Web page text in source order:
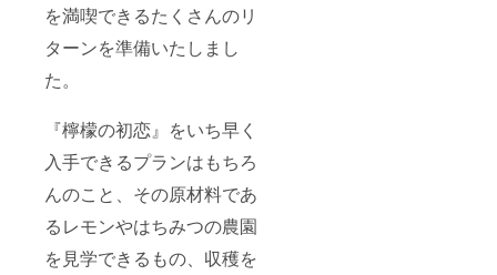
を満喫できるたくさんのリ
ターンを準備いたしまし
た。
『檸檬の初恋』をいち早く
入手できるプランはもちろ
んのこと、その原材料であ
るレモンやはちみつの農園
を見学できるもの、収穫を